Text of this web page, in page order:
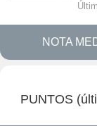
NOTA
PUNTOS